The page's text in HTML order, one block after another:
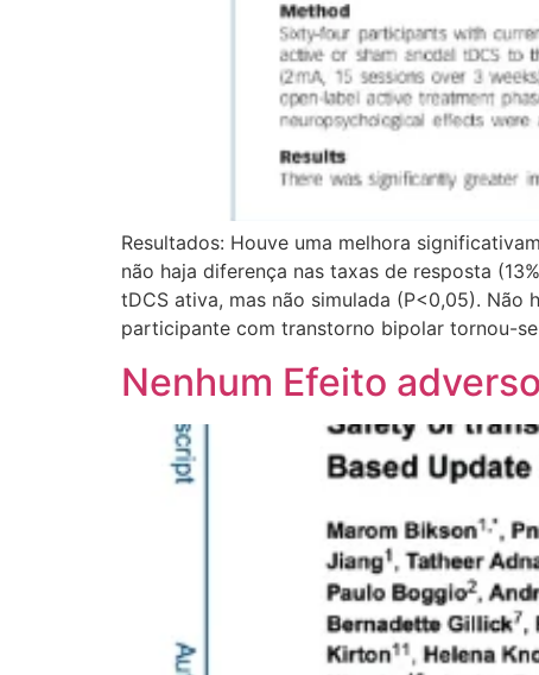
Resultados: Houve uma melhora
não haja diferença nas taxas de resposta
tDCS ativa, mas não simulada (P<0,05).
participante com transtorno bipolar tornou-
Nenhum Efeito